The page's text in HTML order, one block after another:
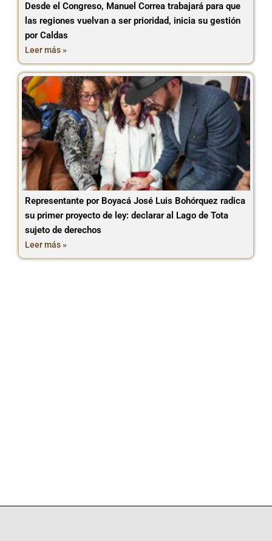
Desde el Congreso, Manuel Correa trabajará para que
las regiones vuelvan a ser prioridad, inicia su gestión
por Caldas
Leer más »
Representante por Boyacá José Luis Bohórquez radica
su primer proyecto de ley: declarar al Lago de Tota
sujeto de derechos
Leer más »